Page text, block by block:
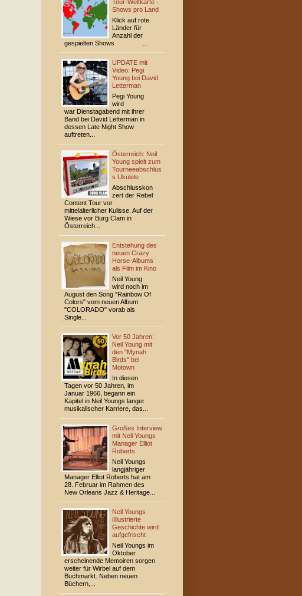
Tour-Weltkarte -
Shows pro Land
Klick auf rote
Länder für
Anzahl der
gespielten Shows ...
UPDATE mit
Video: Pegi
Young bei David
Letterman
Pegi Young
wird
war Dienstagabend mit ihrer
Band bei David Letterman in
dessen Late Night Show
auftreten...
Österreich: Neil
Young spielt zum
Tourneeabschlus
s Ukulele
Abschlusskon
zert der Rebel
Content Tour vor
mittelalterlicher Kulisse. Auf der
Wiese vor Burg Clam in
Österreich...
Entstehung des
neuen Crazy
Horse-Albums
als Film im Kino
Neil Young
wird noch im
August den Song "Rainbow Of
Colors" vom neuen Album
"COLORADO" vorab als
Single...
Vor 50 Jahren:
Neil Young mit
den "Mynah
Birds" bei
Motown
In diesen
Tagen vor 50 Jahren, im
Januar 1966, begann ein
Kapitel in Neil Youngs langer
musikalischer Karriere, das...
Großes Interview
mit Neil Youngs
Manager Elliot
Roberts
Neil Youngs
langjähriger
Manager Elliot Roberts hat am
28. Februar im Rahmen des
New Orleans Jazz & Heritage...
Neil Youngs
iIllustrierte
Geschichte wird
aufgefrischt
Neil Youngs im
Oktober
erscheinende Memoiren sorgen
weiter für Wirbel auf dem
Buchmarkt. Neben neuen
Büchern,...